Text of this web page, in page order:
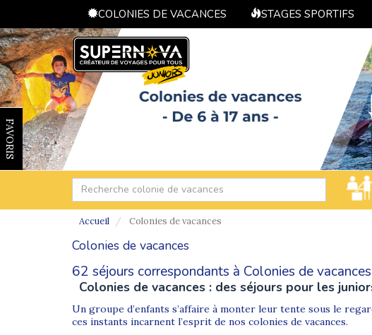
COLONIES DE VACANCES STAGES SPORTIFS
FAVORIS
Accueil Colonies de vacances
Colonies de vacances
62 séjours correspondants à Colonies de
Colonies de vacances : des séjours pour les
Un groupe d’enfants s’affaire à monter leur tente sous le
ces instants incarnent l’esprit de nos colonies de vacances.